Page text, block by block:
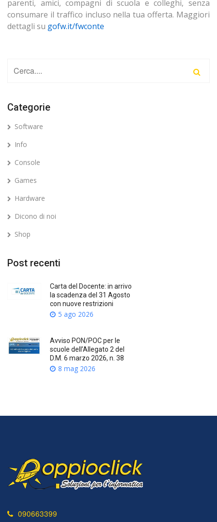
parenti, amici, compagni di scuola e colleghi, senza
consumare il traffico incluso nella tua offerta. Maggiori
dettagli su gofw.it/fwconte
Categorie
Software
Info
Console
Games
Hardware
Dicono di noi
Shop
Post recenti
Carta del Docente: in arrivo
la scadenza del 31 Agosto
con nuove restrizioni
5 ago 2026
Avviso PON/POC per le
scuole dell’Allegato 2 del
D.M. 6 marzo 2026, n. 38
8 mag 2026
090663399